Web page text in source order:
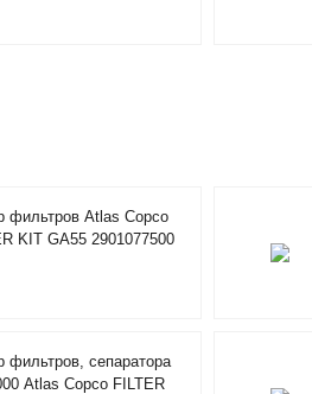
фильтров Atlas Copco
KIT GA55 2901077500
фильтров, сепаратора
Atlas Copco FILTER